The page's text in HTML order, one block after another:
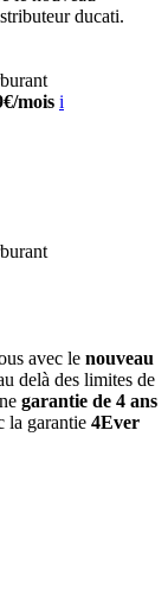
ducati.
mois i
avec le nouveau
delà des limites de
garantie de 4 ans
la garantie 4Ever